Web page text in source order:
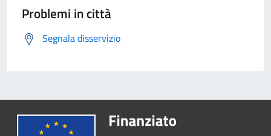
Problemi in città
Segnala disservizio